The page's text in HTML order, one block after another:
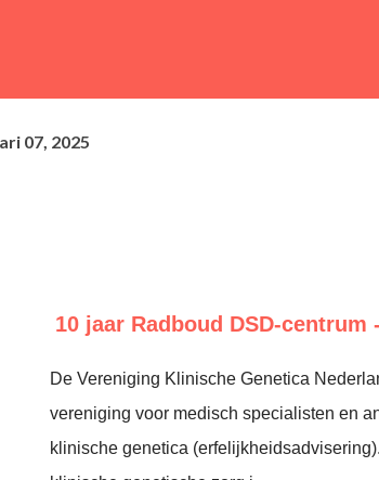
07, 2025
10 jaar Radboud DSD-
De Vereniging Klinische Genetica
vereniging voor medisch specialisten en
klinische genetica